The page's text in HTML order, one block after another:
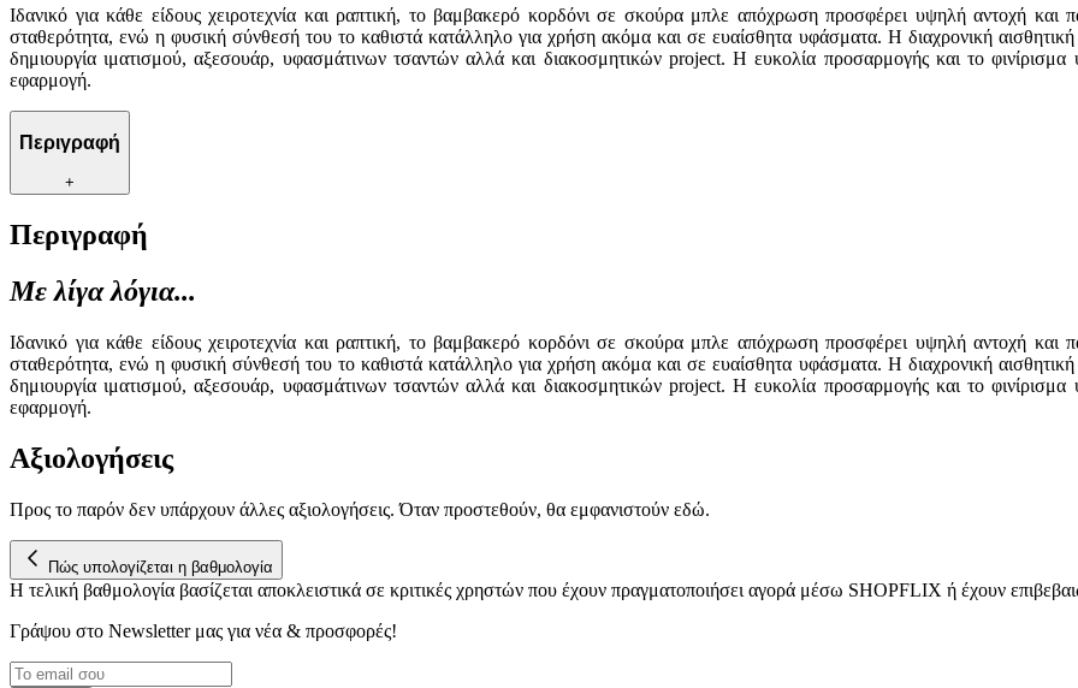
Ιδανικό για κάθε είδους χειροτεχνία και ραπτική, το βαμβακερό κορδόνι σε σκούρα μπλε απόχρωση προσφέρει υψηλή αντοχή
σταθερότητα, ενώ η φυσική σύνθεσή του το καθιστά κατάλληλο για χρήση ακόμα και σε ευαίσθητα υφάσματα. Η διαχρονική
δημιουργία ιματισμού, αξεσουάρ, υφασμάτινων τσαντών αλλά και διακοσμητικών project. Η ευκολία προσαρμογής και το
εφαρμογή.
Περιγραφή
+
Περιγραφή
Με λίγα λόγια...
Ιδανικό για κάθε είδους χειροτεχνία και ραπτική, το βαμβακερό κορδόνι σε σκούρα μπλε απόχρωση προσφέρει υψηλή αντοχή
σταθερότητα, ενώ η φυσική σύνθεσή του το καθιστά κατάλληλο για χρήση ακόμα και σε ευαίσθητα υφάσματα. Η διαχρονική
δημιουργία ιματισμού, αξεσουάρ, υφασμάτινων τσαντών αλλά και διακοσμητικών project. Η ευκολία προσαρμογής και το
εφαρμογή.
Αξιολογήσεις
Προς το παρόν δεν υπάρχουν άλλες αξιολογήσεις. Όταν προστεθούν, θα εμφανιστούν εδώ.
Πώς υπολογίζεται η βαθμολογία
Η τελική βαθμολογία βασίζεται αποκλειστικά σε κριτικές χρηστών που έχουν πραγματοποιήσει αγορά μέσω SHOPFLIX ή έχουν
Γράψου στο Νewsletter μας για νέα & προσφορές!